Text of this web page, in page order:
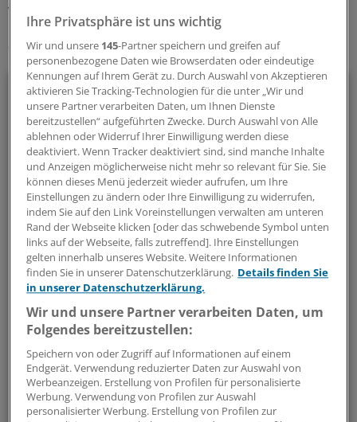
verbessern und zu einem verringerten Steroideinsatz
beitragen, was sich positiv auf die Lebensqualität
auswirken kann [6, 7].
Liebe Leserin, lieber Leser,
den vollständigen Beitrag können Sie lesen, sobald
Sie sich eingeloggt haben.
Jetzt anmelden »
Kostenlos registrieren »
Kennwort vergessen?
Ein anderes Problem beim Login?
Die Anmeldung ist mit wenigen Klicks erledigt und
kostenlos.
Ihre Vorteile des kostenlosen Login:
Ihre Privatsphäre ist uns wichtig
Wir und unsere 145-Partner speichern und greifen auf
personenbezogene Daten wie Browserdaten oder eindeutige
Kennungen auf Ihrem Gerät zu. Durch Auswahl von Akzeptieren
aktivieren Sie Tracking-Technologien für die unter „Wir und
unsere Partner verarbeiten Daten, um Ihnen Dienste
bereitzustellen“ aufgeführten Zwecke. Durch Auswahl von Alle
ablehnen oder Widerruf Ihrer Einwilligung werden diese
deaktiviert. Wenn Tracker deaktiviert sind, sind manche Inhalte
und Anzeigen möglicherweise nicht mehr so relevant für Sie. Sie
können dieses Menü jederzeit wieder aufrufen, um Ihre
Einstellungen zu ändern oder Ihre Einwilligung zu widerrufen,
indem Sie auf den Link Voreinstellungen verwalten am unteren
Rand der Webseite klicken [oder das schwebende Symbol unten
links auf der Webseite, falls zutreffend]. Ihre Einstellungen
gelten innerhalb unseres Website. Weitere Informationen
finden Sie in unserer Datenschutzerklärung. Details finden Sie
in unserer Datenschutzerklärung.
Wir und unsere Partner verarbeiten Daten, um
Folgendes bereitzustellen:
Speichern von oder Zugriff auf Informationen auf einem
Endgerät. Verwendung reduzierter Daten zur Auswahl von
Werbeanzeigen. Erstellung von Profilen für personalisierte
Werbung. Verwendung von Profilen zur Auswahl
personalisierter Werbung. Erstellung von Profilen zur